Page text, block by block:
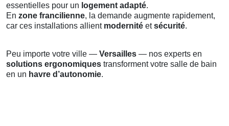
essentielles pour un logement adapté.
En zone francilienne, la demande augmente rapidement,
car ces installations allient modernité etsécurité.
Peu importe votre ville — Versailles — nos experts en
solutions ergonomiques transforment votre salle de bain
en un havre d’autonomie.